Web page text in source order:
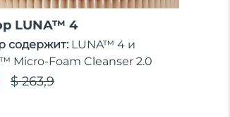
LUNA™ 4
содержит: LUNA™ 4 и
Micro-Foam Cleanser 2.0
$ 263,9